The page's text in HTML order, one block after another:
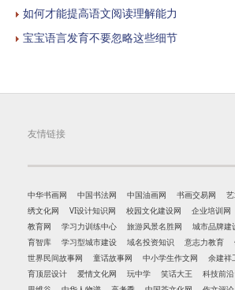
如何才能提高语文阅读理解能力
宝宝语言发育不要忽略这些细节
友情链接
中华书画网 中国书法网 中国油画网 书画交易网
绣文化网
VI设计知识网 校园文化建设网 企业培训网
教育网
学习力训练中心 旅游风景名胜网 城市品牌建
育智库
学习型城市建设 域名投资知识 意志力教育
世界民间故事网
童话故事网 中小学生作文网 余建祥
育顶层设计
爱情文化网 玩中学 笑话大王 科技前沿